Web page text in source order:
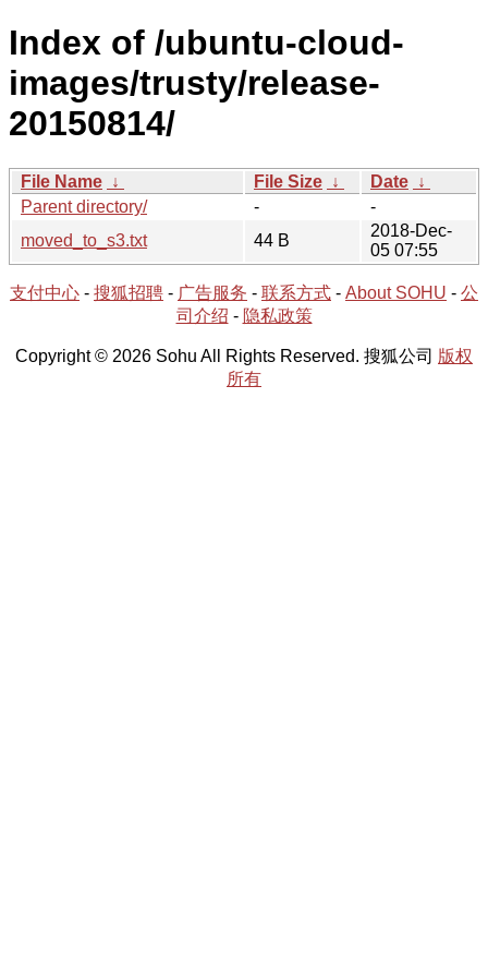
Index of /ubuntu-cloud-
images/trusty/release-
20150814/
File Name ↓ File Size ↓ Date ↓
Parent directory/
-
-
moved_to_s3.txt
44 B
2018-Dec-
05 07:55
支付中心 - 搜狐招聘 - 广告服务 - 联系方式 - About SOHU - 公
司介绍 - 隐私政策
Copyright © 2026 Sohu All Rights Reserved. 搜狐公司 版权
所有